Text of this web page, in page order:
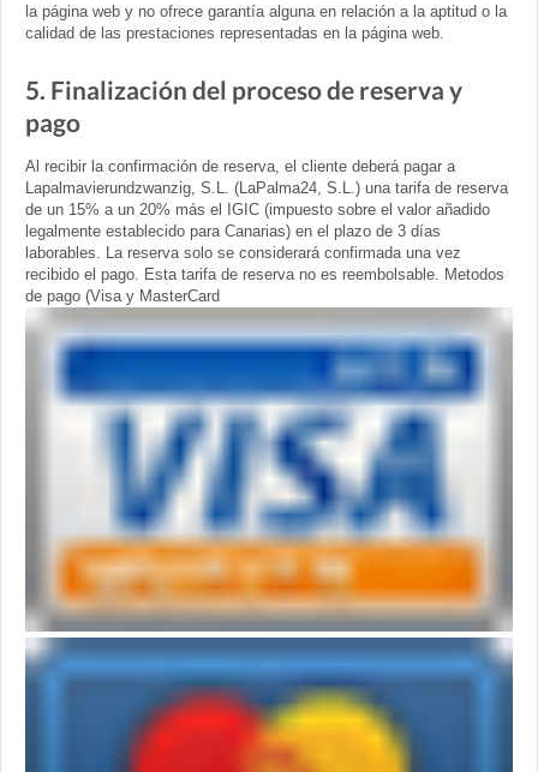
la página web y no ofrece garantía alguna en relación a la aptitud o la
calidad de las prestaciones representadas en la página web.
5. Finalización del proceso de reserva y
pago
Al recibir la confirmación de reserva, el cliente deberá pagar a
Lapalmavierundzwanzig, S.L. (LaPalma24, S.L.) una tarifa de reserva
de un 15% a un 20% más el IGIC (impuesto sobre el valor añadido
legalmente establecido para Canarias) en el plazo de 3 días
laborables. La reserva solo se considerará confirmada una vez
recibido el pago. Esta tarifa de reserva no es reembolsable. Metodos
de pago (Visa y MasterCard